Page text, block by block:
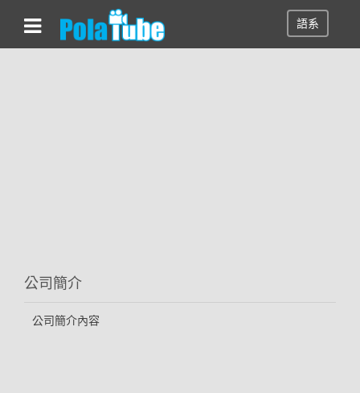
語系
公司簡介
公司簡介內容